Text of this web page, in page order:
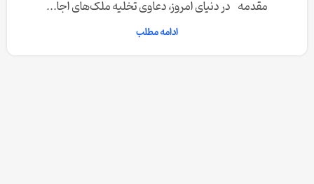
مقدمه در دنیای امروز، دعاوی تخلیه ملک‌های اجا...
ادامه مطلب